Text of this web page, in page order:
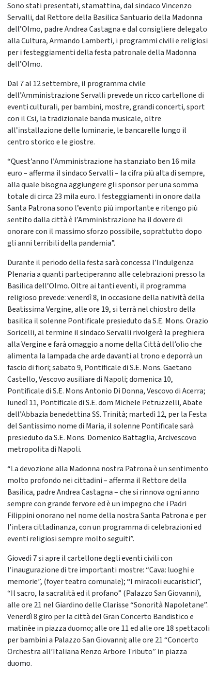
Sono stati presentati, stamattina, dal sindaco Vincenzo
Servalli, dal Rettore della Basilica Santuario della Madonna
dell’Olmo, padre Andrea Castagna e dal consigliere delegato
alla Cultura, Armando Lamberti, i programmi civili e religiosi
per i festeggiamenti della festa patronale della Madonna
dell’Olmo.
Dal 7 al 12 settembre, il programma civile
dell’Amministrazione Servalli prevede un ricco cartellone di
eventi culturali, per bambini, mostre, grandi concerti, sport
con il Csi, la tradizionale banda musicale, oltre
all’installazione delle luminarie, le bancarelle lungo il
centro storico e le giostre.
“Quest’anno l’Amministrazione ha stanziato ben 16 mila
euro – afferma il sindaco Servalli – la cifra più alta di sempre,
alla quale bisogna aggiungere gli sponsor per una somma
totale di circa 23 mila euro. I festeggiamenti in onore dalla
Santa Patrona sono l’evento più importante e ritengo più
sentito dalla città è l’Amministrazione ha il dovere di
onorare con il massimo sforzo possibile, soprattutto dopo
gli anni terribili della pandemia”.
Durante il periodo della festa sarà concessa l’Indulgenza
Plenaria a quanti parteciperanno alle celebrazioni presso la
Basilica dell’Olmo. Oltre ai tanti eventi, il programma
religioso prevede: venerdì 8, in occasione della natività della
Beatissima Vergine, alle ore 19, si terrà nel chiostro della
basilica il solenne Pontificale presieduto da S.E. Mons. Orazio
Soricelli, al termine il sindaco Servalli rivolgerà la preghiera
alla Vergine e farà omaggio a nome della Città dell’olio che
alimenta la lampada che arde davanti al trono e deporrà un
fascio di fiori; sabato 9, Pontificale di S.E. Mons. Gaetano
Castello, Vescovo ausiliare di Napoli; domenica 10,
Pontificale di S.E. Mons Antonio Di Donna, Vescovo di Acerra;
lunedì 11, Pontificale di S.E. dom Michele Petruzzelli, Abate
dell’Abbazia benedettina SS. Trinità; martedì 12, per la Festa
del Santissimo nome di Maria, il solenne Pontificale sarà
presieduto da S.E. Mons. Domenico Battaglia, Arcivescovo
metropolita di Napoli.
“La devozione alla Madonna nostra Patrona è un sentimento
molto profondo nei cittadini – afferma il Rettore della
Basilica, padre Andrea Castagna – che si rinnova ogni anno
sempre con grande fervore ed è un impegno che i Padri
Filippini onorano nel nome della nostra Santa Patrona e per
l’intera cittadinanza, con un programma di celebrazioni ed
eventi religiosi sempre molto seguiti”.
Giovedì 7 si apre il cartellone degli eventi civili con
l’inaugurazione di tre importanti mostre: “Cava: luoghi e
memorie”, (foyer teatro comunale); “I miracoli eucaristici”,
“Il sacro, la sacralità ed il profano” (Palazzo San Giovanni),
alle ore 21 nel Giardino delle Clarisse “Sonorità Napoletane”.
Venerdì 8 giro per la città del Gran Concerto Bandistico e
matinèe in piazza duomo; alle ore 11 ed alle ore 18 spettacoli
per bambini a Palazzo San Giovanni; alle ore 21 “Concerto
Orchestra all’Italiana Renzo Arbore Tributo” in piazza
duomo.